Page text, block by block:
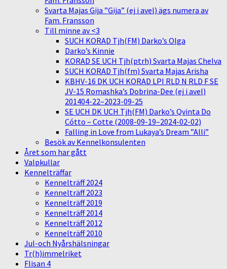
Svarta Majas Gija ”Gija” (ej i avel) ägs numera av
Fam. Fransson
Till minne av <3
SUCH KORAD Tjh(FM) Darko’s Olga
Darko’s Kinnie
KORAD SE UCH Tjh(ptrh) Svarta Majas Chelva
SUCH KORAD Tjh(fm) Svarta Majas Arisha
KBHV-16 DK UCH KORAD LPI RLD N RLD F SE
JV-15 Romashka’s Dobrina-Dee (ej i avel)
201404-22–2023-09-25
SE UCH DK UCH Tjh(FM) Darko’s Qvinta Do
Cótto – Cotte (2008-09-19–2024-02-02)
Falling in Love from Lukaya’s Dream ”Alli”
Besök av Kennelkonsulenten
Året som har gått
Valpkullar
Kennelträffar
Kennelträff 2024
Kennelträff 2023
Kennelträff 2019
Kennelträff 2014
Kennelträff 2012
Kennelträff 2010
Jul-och Nyårshälsningar
Tr(h)immelriket
Flisan 4